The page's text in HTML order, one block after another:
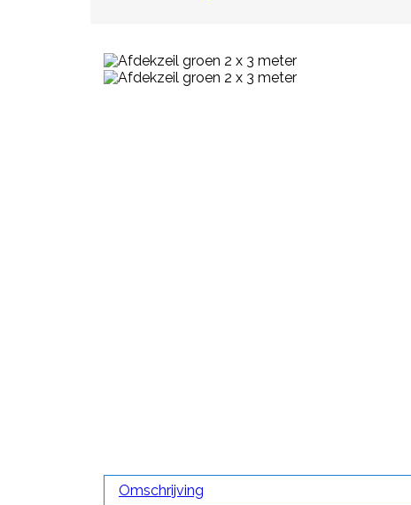
Omschrijving